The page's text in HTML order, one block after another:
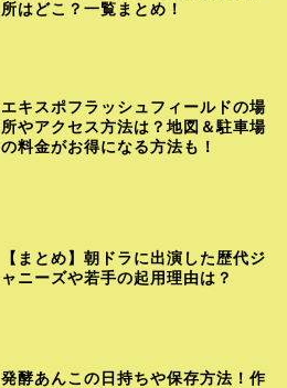
所はどこ？一覧まとめ！
エキスポフラッシュフィールドの場
所やアクセス方法は？地図＆駐車場
の料金がお得になる方法も！
【まとめ】朝ドラに出演した歴代ジ
ャニーズや若手の起用理由は？
発酵あんこの日持ちや保存方法！作